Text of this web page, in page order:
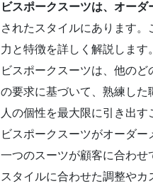
ビスポークスーツは、オー
されたスタイルにあります
力と特徴を詳しく解説します。
ビスポークスーツは、他の
の要求に基づいて、熟練し
人の個性を最大限に引き出す
ビスポークスーツがオーダ
一つのスーツが顧客に合わ
スタイルに合わせた調整や